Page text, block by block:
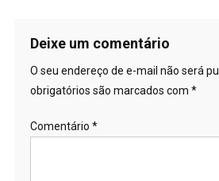
Deixe um comentário
O seu endereço de e-mail não será
obrigatórios são marcados com *
Comentário *